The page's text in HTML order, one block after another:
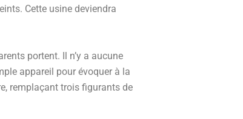
Cette usine deviendra
portent. Il n’y a aucune
appareil pour évoquer à la
remplaçant trois figurants de